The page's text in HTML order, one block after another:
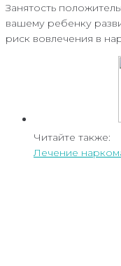
Занятость
вашему ребенку
риск вовлечения в
Читайте также:
Лечение